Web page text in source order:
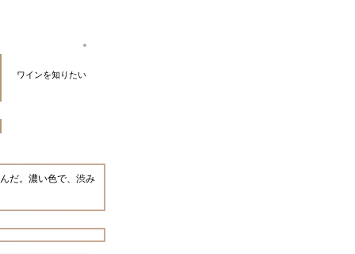
ワインを知りたい
だ。濃い色で、渋み